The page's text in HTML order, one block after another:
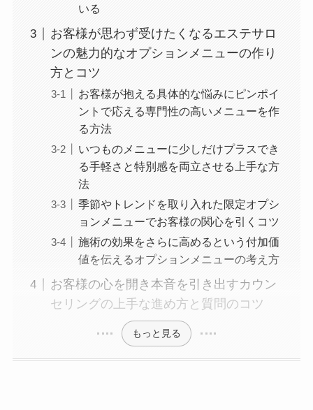
いる
お客様が思わず受けたくなるエステサロ
ンの魅力的なオプションメニューの作り
方とコツ
お客様が抱える具体的な悩みにピンポイ
ントで応える専門性の高いメニューを作
る方法
いつものメニューに少しだけプラスでき
る手軽さと特別感を両立させる上手な方
法
季節やトレンドを取り入れた限定オプシ
ョンメニューでお客様の関心を引くコツ
施術の効果をさらに高めるという付加価
値を伝えるオプションメニューの考え方
お客様の心を開き本音を引き出すカウン
セリングの上手な進め方と質問のコツ
もっと見る